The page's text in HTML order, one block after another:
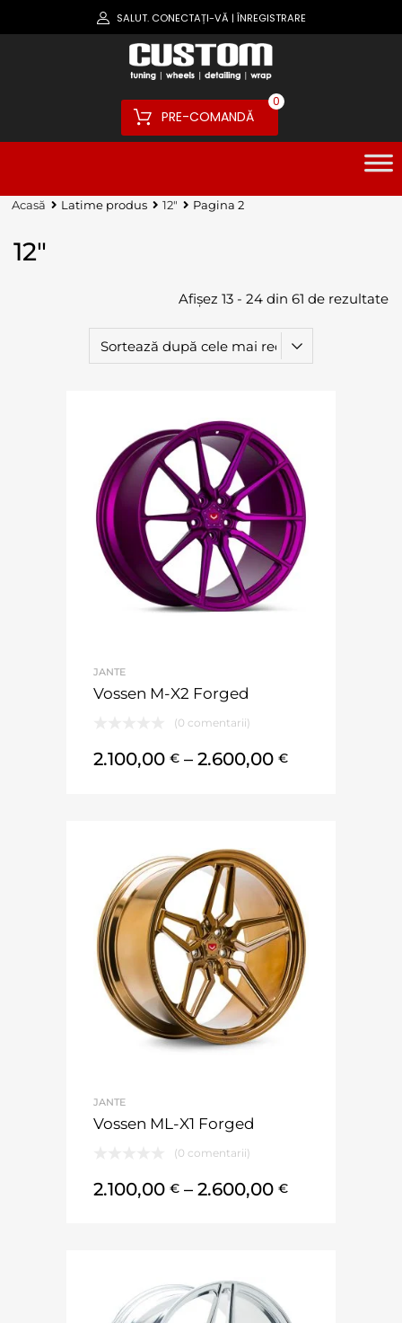
SALUT. CONECTAȚI-VĂ | ÎNREGISTRARE
PRE-COMANDĂ
0
Acasă Latime produs 12" Pagina 2
12"
Afișez 13 - 24 din 61 de rezultate
JANTE
Vossen M-X2 Forged
(0 comentarii)
2.100,00 € – 2.600,00 €
JANTE
Vossen ML-X1 Forged
(0 comentarii)
2.100,00 € – 2.600,00 €